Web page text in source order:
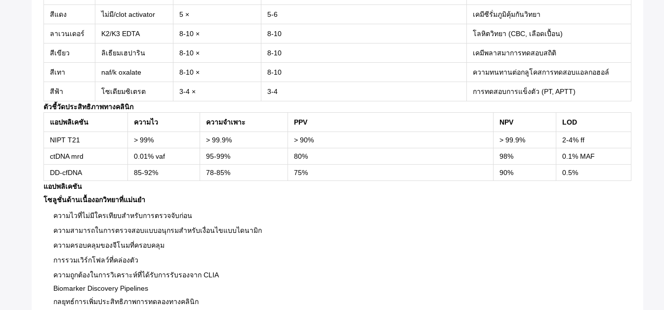
สีแดง ไม่มี/clot activator 5 × 5-6 เคมีซีรั่มภูมิคุ้มกันวิทยา
ลาเวนเดอร์ K2/K3 EDTA 8-10 × 8-10 โลหิตวิทยา (CBC, เลือดเปื้อน)
สีเขียว ลิเธียมเฮปาริน 8-10 × 8-10 เคมีพลาสมาการทดสอบสถิติ
สีเทา naf/k oxalate 8-10 × 8-10 ความทนทานต่อกลูโคสการทดสอบแอลกอฮอล์
สีฟ้า โซเดียมซิเตรต 3-4 × 3-4
การทดสอบการแข็งตัว (PT, APTT)
ตัวชี้วัดประสิทธิภาพทางคลินิก
แอปพลิเคชัน
ความไว ความจำเพาะ PPV NPV LOD
NIPT T21 > 99% > 99.9% > 90% > 99.9% 2-4% ff
ctDNA mrd 0.01% vaf 95-99% 80% 98% 0.1% MAF
DD-cfDNA 85-92% 78-85% 75% 90%
0.5%
แอปพลิเคชัน
โซลูชั่นด้านเนื้องอกวิทยาที่แม่นยำ
ความไวที่ไม่มีใครเทียบสำหรับการตรวจจับก่อน
ความสามารถในการตรวจสอบแบบอนุกรมสำหรับเงื่อนไขแบบไดนามิก
ความครอบคลุมของจีโนมที่ครอบคลุม
การรวมเวิร์กโฟลว์ที่คล่องตัว
ความถูกต้องในการวิเคราะห์ที่ได้รับการรับรองจาก CLIA
Biomarker Discovery Pipelines
กลยุทธ์การเพิ่มประสิทธิภาพการทดลองทางคลินิก